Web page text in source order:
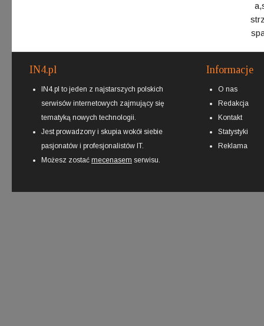
IN4.pl
IN4.pl to jeden z najstarszych polskich
serwisów internetowych zajmujący się
tematyką nowych technologii.
Jest prowadzony i skupia wokół siebie
pasjonatów i profesjonalistów IT.
Możesz zostać mecenasem serwisu.
Informacje
O nas
Redakcja
Kontakt
Statystyki
Reklama